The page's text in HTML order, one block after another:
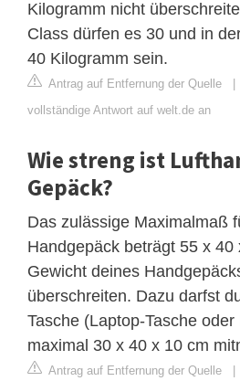
Kilogramm nicht
Class dürfen es 30 und in
40 Kilogramm sein.
Antrag auf Entfernung der Quelle |
vollständige Antwort auf welt.de an
Wie streng ist
Gepäck?
Das zulässige Maximalmaß
Handgepäck beträgt 55 x 40
Gewicht deines
überschreiten. Dazu darfst
Tasche (Laptop-Tasche
maximal 30 x 40 x 10 cm
Antrag auf Entfernung der Quelle |